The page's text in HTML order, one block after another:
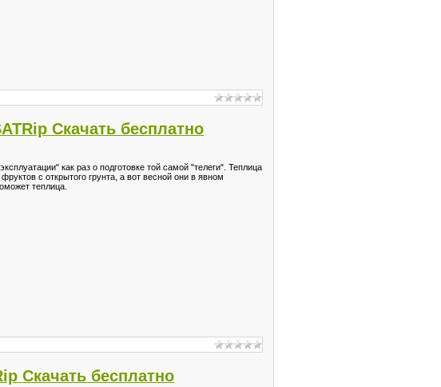
Скачать бесплатно
как раз о подготовке той самой "телеги". Теплица
с открытого грунта, а вот весной они в явном
теплица.
Скачать бесплатно